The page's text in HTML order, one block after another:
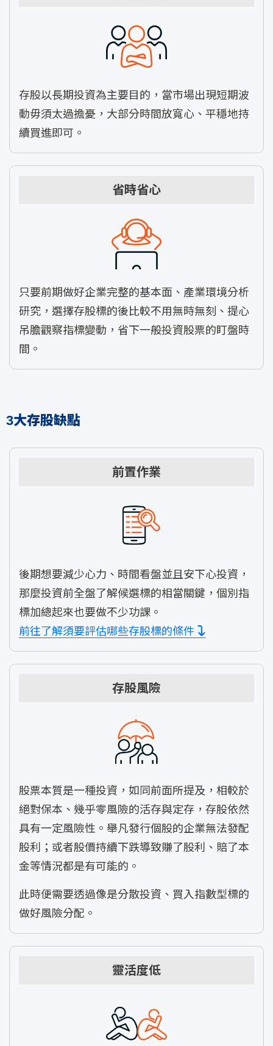
存股以長期投資為主要目的，當市場出現短期波
動毋須太過擔憂，大部分時間放寬心、平穩地持
續買進即可。
省時省心
只要前期做好企業完整的基本面、產業環境分析
研究，選擇存股標的後比較不用無時無刻、提心
吊膽觀察指標變動，省下一般投資股票的盯盤時
間。
3大存股缺點
前置作業
後期想要減少心力、時間看盤並且安下心投資，
那麼投資前全盤了解候選標的相當關鍵，個別指
標加總起來也要做不少功課。
前往了解須要評估哪些存股標的條件
存股風險
股票本質是一種投資，如同前面所提及，相較於
絕對保本、幾乎零風險的活存與定存，存股依然
具有一定風險性。舉凡發行個股的企業無法發配
股利；或者股價持續下跌導致賺了股利、賠了本
金等情況都是有可能的。
此時便需要透過像是分散投資、買入指數型標的
做好風險分配。
靈活度低